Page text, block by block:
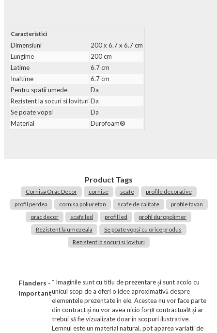
Caracteristici
Dimensiuni
200 x 6.7 x 6.7 cm
Lungime
200 cm
Latime
6.7 cm
Inaltime
6.7 cm
Pentru spatii umede
Da
Rezistent la socuri si lovituri Da
Se poate vopsi
Da
Material
Durofoam®
Product Tags
Cornisa Orac Decor cornise scafe
profile decorative
profil perdea
cornisa poliuretan scafe de calitate
profile tavan
orac decor
scafa led profil led
profil duropolimer
Rezistent la umezeala
Se poate vopsi cu orice produs
Rezistent la socuri si lovituri
Flanders -
Important
* Imaginile sunt cu titlu de prezentare și sunt acolo cu
unicul scop de a oferi o idee aproximativă despre
elementele prezentate în ele. Acestea nu vor face parte
din contract și nu vor avea nicio forță contractuală și ar
trebui să fie vizualizate doar în scopuri ilustrative.
Lemnul este un material natural, pot aparea variatii de